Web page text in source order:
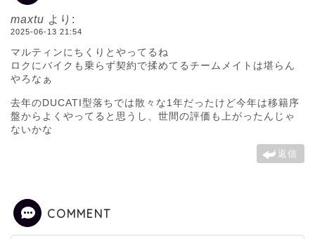
maxtu より:
2025-06-13 21:54
マルティンにちくりとやってるね
ロクにバイクも乗らず契約で揉めてるチームメイトは堪らん
やろなぁ
去年のDUCATI型落ちでは散々な1年だったけど今年は移籍序
盤からよくやってると思うし、世間の評価も上がったんじゃ
ないかな
返信
COMMENT